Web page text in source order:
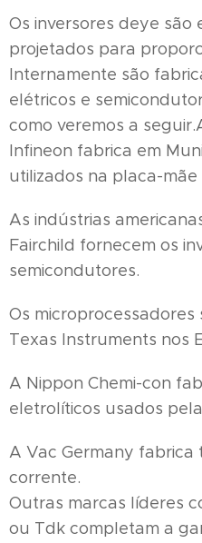
Os inversores deye são
projetados para
Internamente são
elétricos e
como veremos a
Infineon fabrica em
utilizados na placa-mãe
As indústrias
Fairchild fornecem os
semicondutores.
Os
Texas Instruments nos
A Nippon Chemi-con
eletrolíticos usados
A Vac Germany fabrica
corrente.
Outras marcas líderes
ou Tdk completam a